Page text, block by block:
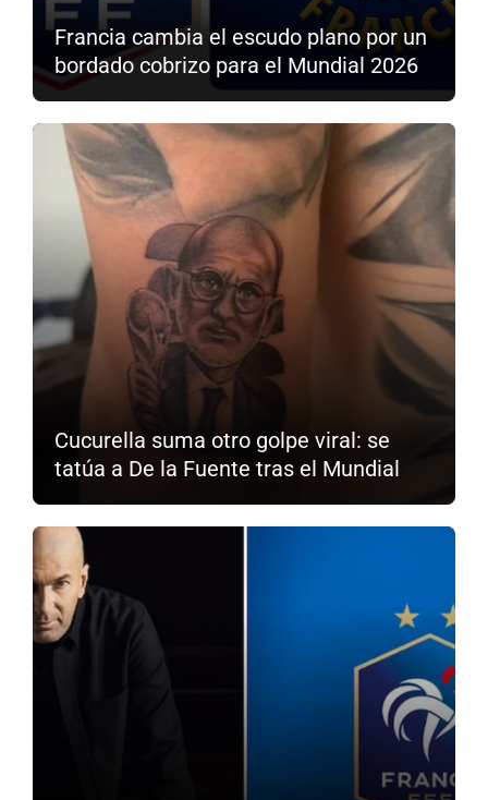
Francia cambia el escudo plano por un
bordado cobrizo para el Mundial 2026
Cucurella suma otro golpe viral: se
tatúa a De la Fuente tras el Mundial